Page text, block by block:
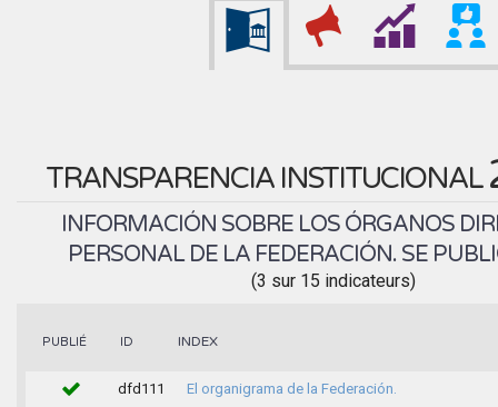
TRANSPARENCIA INSTITUCIONAL
INFORMACIÓN SOBRE LOS ÓRGANOS
PERSONAL DE LA FEDERACIÓN. SE
(3 sur 15 indicateurs)
PUBLIÉ ID INDEX
dfd111 El organigrama de la Federación.